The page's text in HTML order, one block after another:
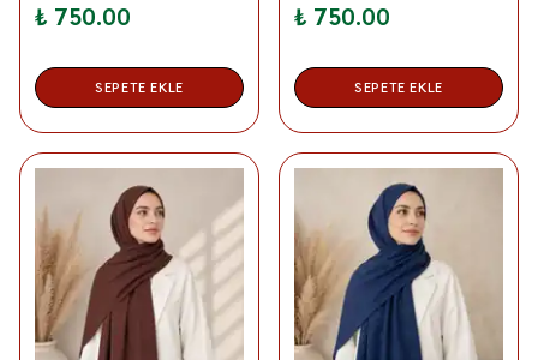
₺ 750.00
SEPETE EKLE
₺ 750.00
SEPETE EKLE